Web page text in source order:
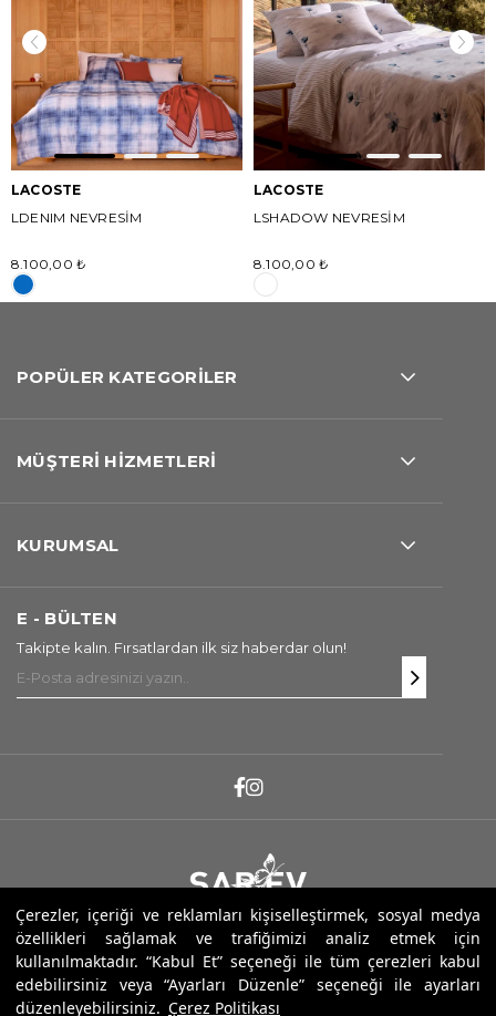
Çerezler, içeriği ve reklamları kişiselleştirmek, sosyal medya
özellikleri sağlamak ve trafiğimizi analiz etmek için
kullanılmaktadır. “Kabul Et” seçeneği ile tüm çerezleri kabul
edebilirsiniz veya “Ayarları Düzenle” seçeneği ile ayarları
düzenleyebilirsiniz. Çerez Politikası
LACOSTE
LDENIM NEVRESİM
8.100,00 ₺
LACOSTE
LSHADOW NEVRESİM
8.100,00 ₺
POPÜLER KATEGORİLER
MÜŞTERİ HİZMETLERİ
KURUMSAL
E - BÜLTEN
Takipte kalın. Fırsatlardan ilk siz haberdar olun!
Copyright ® 2025 Sarev. Tüm Hakları Saklıdır.